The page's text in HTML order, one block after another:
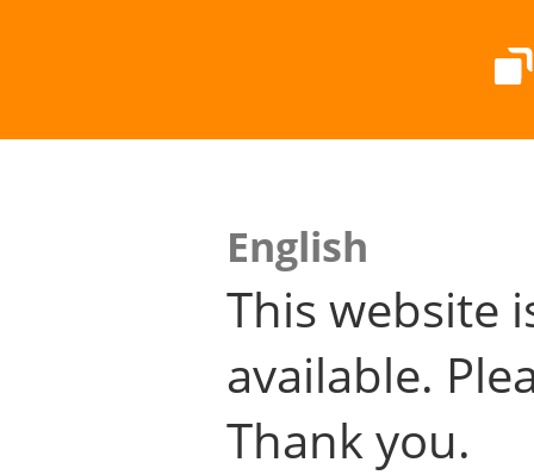
English
This website
available.
Thank you.